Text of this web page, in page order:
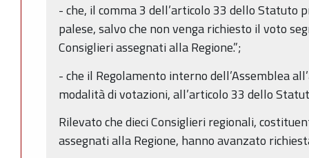
- che, il comma 3 dell’articolo 33 dello Statuto
palese, salvo che non venga richiesto il voto
Consiglieri assegnati alla Regione.”;
- che il Regolamento interno dell’Assemblea
modalità di votazioni, all’articolo 33 dello
Rilevato che dieci Consiglieri regionali,
assegnati alla Regione, hanno avanzato